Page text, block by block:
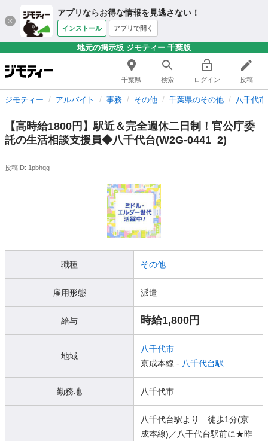
アプリならお得な情報を見逃さない！
インストール アプリで開く
地元の掲示板 ジモティー 千葉版
千葉県 検索 ログイン 投稿
ジモティー アルバイト 事務 その他 千葉県のその他 八千代
【高時給1800円】駅近＆完全週休二日制！官公庁委
託の生活相談支援員◆八千代台(W2G-0441_2)
投稿ID: 1pbhqg
職種 その他
雇用形態 派遣
給与 時給1,800円
地域
八千代市
京成本線 - 八千代台駅
勤務地 八千代市
八千代台駅より 徒歩1分(京
成本線)／八千代台駅前に★昨